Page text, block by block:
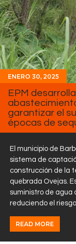
Equipo
Sobre
ENERO 30, 2025
EPM
garantizar el
épocas de
El municipio de
sistema de
construcción de la
quebrada Ovejas.
suministro de agua
reduciendo el
READ MORE